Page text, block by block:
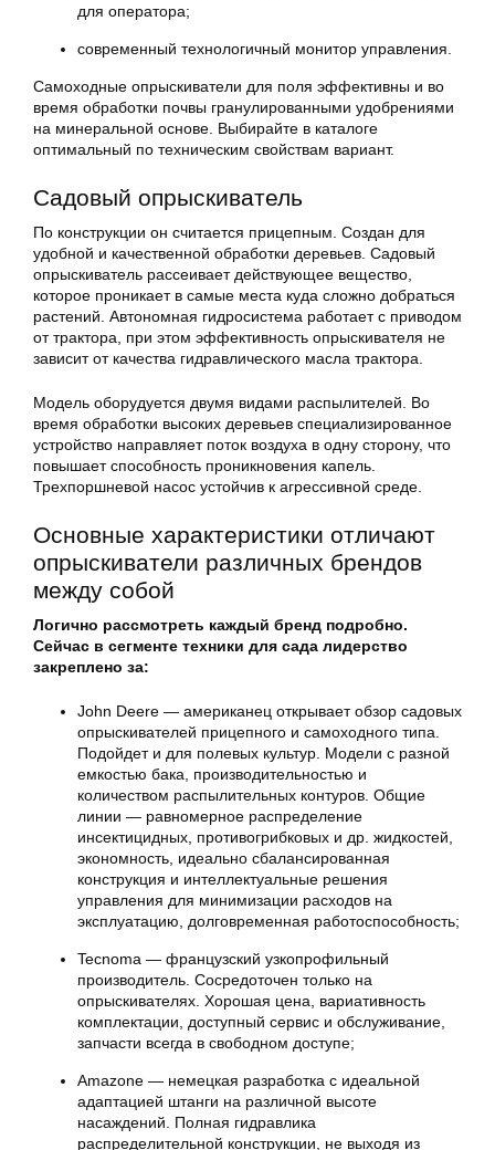
для оператора;
современный технологичный монитор управления.
Самоходные опрыскиватели для поля эффективны и во
время обработки почвы гранулированными удобрениями
на минеральной основе. Выбирайте в каталоге
оптимальный по техническим свойствам вариант.
Садовый опрыскиватель
По конструкции он считается прицепным. Создан для
удобной и качественной обработки деревьев. Садовый
опрыскиватель рассеивает действующее вещество,
которое проникает в самые места куда сложно добраться
растений. Автономная гидросистема работает с приводом
от трактора, при этом эффективность опрыскивателя не
зависит от качества гидравлического масла трактора.
Модель оборудуется двумя видами распылителей. Во
время обработки высоких деревьев специализированное
устройство направляет поток воздуха в одну сторону, что
повышает способность проникновения капель.
Трехпоршневой насос устойчив к агрессивной среде.
Основные характеристики отличают
опрыскиватели различных брендов
между собой
Логично рассмотреть каждый бренд подробно.
Сейчас в сегменте техники для сада лидерство
закреплено за:
John Deere — американец открывает обзор садовых
опрыскивателей прицепного и самоходного типа.
Подойдет и для полевых культур. Модели с разной
емкостью бака, производительностью и
количеством распылительных контуров. Общие
линии — равномерное распределение
инсектицидных, противогрибковых и др. жидкостей,
экономность, идеально сбалансированная
конструкция и интеллектуальные решения
управления для минимизации расходов на
эксплуатацию, долговременная работоспособность;
Tecnoma — французский узкопрофильный
производитель. Сосредоточен только на
опрыскивателях. Хорошая цена, вариативность
комплектации, доступный сервис и обслуживание,
запчасти всегда в свободном доступе;
Amazone — немецкая разработка с идеальной
адаптацией штанги на различной высоте
насаждений. Полная гидравлика
распределительной конструкции, не выходя из